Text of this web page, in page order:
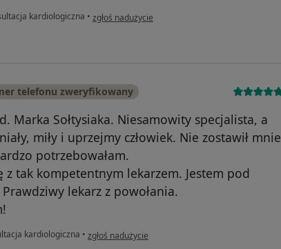
kardiologiczna • w opinii użytkownika EH
zgłoś nadużycie
telefonu zweryfikowany
Marka Sołtysiaka. Niesamowity specjalista, a
miły i uprzejmy człowiek. Nie zostawił mnie
potrzebowałam.
z tak kompetentnym lekarzem. Jestem pod
lekarz z powołania.
kardiologiczna • w opinii użytkownika Maria z Lubina
zgłoś nadużycie